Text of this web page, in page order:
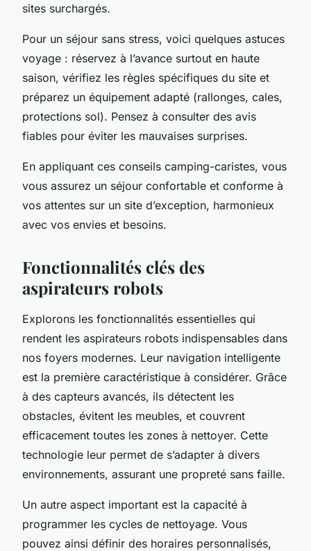
sites surchargés.
Pour un séjour sans stress, voici quelques astuces
voyage : réservez à l’avance surtout en haute
saison, vérifiez les règles spécifiques du site et
préparez un équipement adapté (rallonges, cales,
protections sol). Pensez à consulter des avis
fiables pour éviter les mauvaises surprises.
En appliquant ces conseils camping-caristes, vous
vous assurez un séjour confortable et conforme à
vos attentes sur un site d’exception, harmonieux
avec vos envies et besoins.
Fonctionnalités clés des
aspirateurs robots
Explorons les fonctionnalités essentielles qui
rendent les aspirateurs robots indispensables dans
nos foyers modernes. Leur navigation intelligente
est la première caractéristique à considérer. Grâce
à des capteurs avancés, ils détectent les
obstacles, évitent les meubles, et couvrent
efficacement toutes les zones à nettoyer. Cette
technologie leur permet de s’adapter à divers
environnements, assurant une propreté sans faille.
Un autre aspect important est la capacité à
programmer les cycles de nettoyage. Vous
pouvez ainsi définir des horaires personnalisés,